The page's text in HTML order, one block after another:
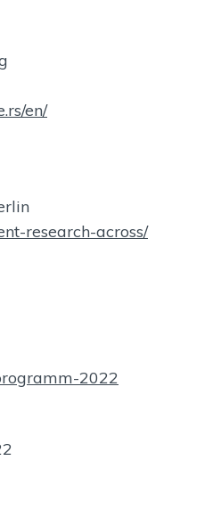
en/
research-across/
2022